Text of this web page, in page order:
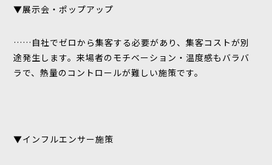
▼展示会・ポップアップ
……自社でゼロから集客する必要があり、集客コストが別
途発生します。来場者のモチベーション・温度感もバラバ
ラで、熱量のコントロールが難しい施策です。
▼インフルエンサー施策